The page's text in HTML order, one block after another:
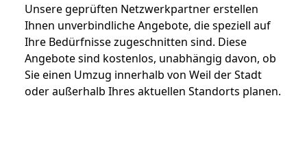
Unsere geprüften Netzwerkpartner erstellen
Ihnen unverbindliche Angebote, die speziell auf
Ihre Bedürfnisse zugeschnitten sind. Diese
Angebote sind kostenlos, unabhängig davon, ob
Sie einen Umzug innerhalb von Weil der Stadt
oder außerhalb Ihres aktuellen Standorts planen.